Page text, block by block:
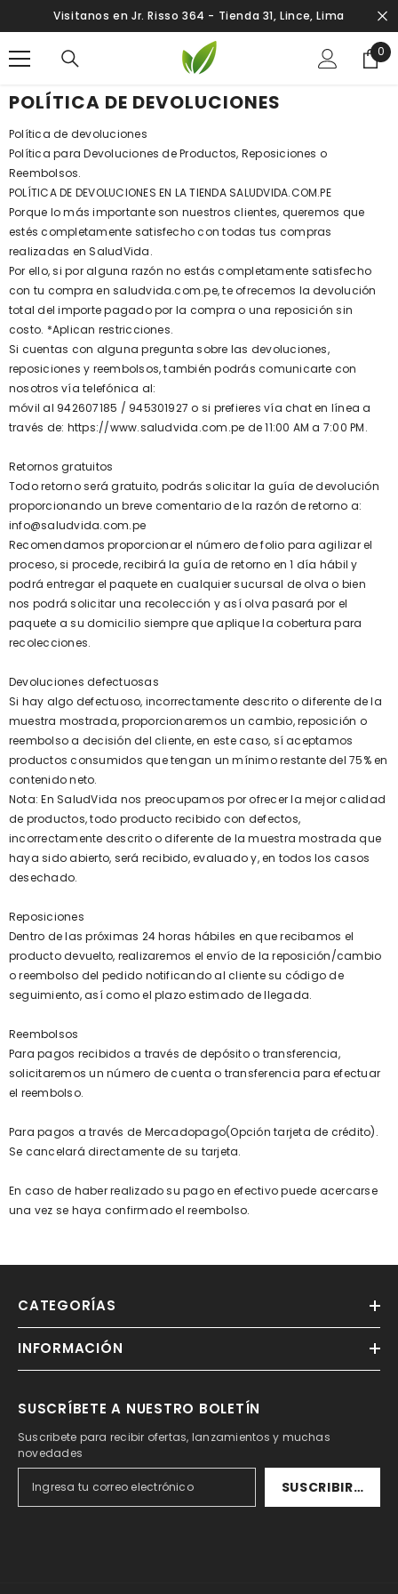
SALTAR AL CONTENIDO
Visitanos en Jr. Risso 364 - Tienda 31, Lince, Lima
0
0
POLÍTICA DE DEVOLUCIONES
Política de devoluciones
Política para Devoluciones de Productos, Reposiciones o
Reembolsos.
POLÍTICA DE DEVOLUCIONES EN LA TIENDA SALUDVIDA.COM.PE
Porque lo más importante son nuestros clientes, queremos que
estés completamente satisfecho con todas tus compras
realizadas en SaludVida.
Por ello, si por alguna razón no estás completamente satisfecho
con tu compra en saludvida.com.pe, te ofrecemos la devolución
total del importe pagado por la compra o una reposición sin
costo. *Aplican restricciones.
Si cuentas con alguna pregunta sobre las devoluciones,
reposiciones y reembolsos, también podrás comunicarte con
nosotros vía telefónica al:
móvil al 942607185 / 945301927 o si prefieres vía chat en línea a
través de: https://www.saludvida.com.pe de 11:00 AM a 7:00 PM.
Retornos gratuitos
Todo retorno será gratuito, podrás solicitar la guía de devolución
proporcionando un breve comentario de la razón de retorno a:
info@saludvida.com.pe
Recomendamos proporcionar el número de folio para agilizar el
proceso, si procede, recibirá la guía de retorno en 1 día hábil y
podrá entregar el paquete en cualquier sucursal de olva o bien
nos podrá solicitar una recolección y así olva pasará por el
paquete a su domicilio siempre que aplique la cobertura para
recolecciones.
Devoluciones defectuosas
Si hay algo defectuoso, incorrectamente descrito o diferente de la
muestra mostrada, proporcionaremos un cambio, reposición o
reembolso a decisión del cliente, en este caso, sí aceptamos
productos consumidos que tengan un mínimo restante del 75% en
contenido neto.
Nota: En SaludVida nos preocupamos por ofrecer la mejor calidad
de productos, todo producto recibido con defectos,
incorrectamente descrito o diferente de la muestra mostrada que
haya sido abierto, será recibido, evaluado y, en todos los casos
desechado.
Reposiciones
Dentro de las próximas 24 horas hábiles en que recibamos el
producto devuelto, realizaremos el envío de la reposición/cambio
o reembolso del pedido notificando al cliente su código de
seguimiento, así como el plazo estimado de llegada.
Reembolsos
Para pagos recibidos a través de depósito o transferencia,
solicitaremos un número de cuenta o transferencia para efectuar
el reembolso.
Para pagos a través de Mercadopago(Opción tarjeta de crédito).
Se cancelará directamente de su tarjeta.
En caso de haber realizado su pago en efectivo puede acercarse
una vez se haya confirmado el reembolso.
CATEGORÍAS
INFORMACIÓN
SUSCRÍBETE A NUESTRO BOLETÍN
Suscribete para recibir ofertas, lanzamientos y muchas
novedades
SUSCRIBIRSE